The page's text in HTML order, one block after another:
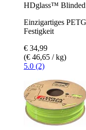
HDglass™
Einzigartiges
Festigkeit
€ 34,99
(€ 46,65 / kg)
5.0 (2)